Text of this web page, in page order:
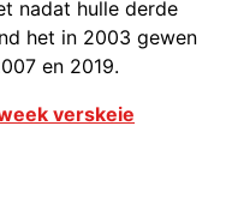
nadat hulle derde
het in 2003 gewen
en 2019.
verskeie